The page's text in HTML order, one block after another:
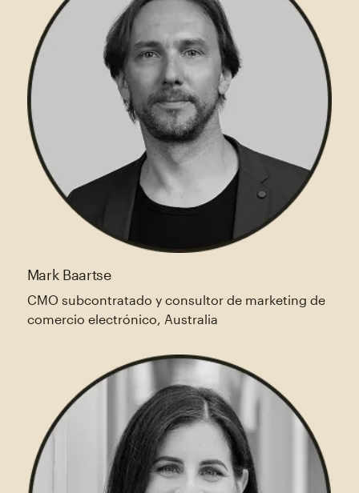
Mark Baartse
CMO subcontratado y consultor de marketing de
comercio electrónico, Australia